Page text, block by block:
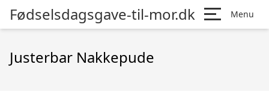
Fødselsdagsgave-til-mor.dk Menu
Justerbar Nakkepude